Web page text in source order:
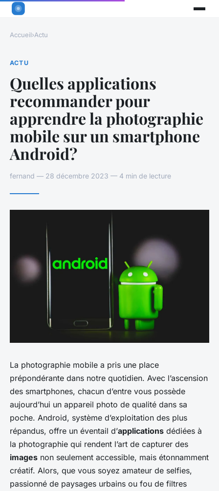
Accueil›Actu
ACTU
Quelles applications
recommander pour
apprendre la photographie
mobile sur un smartphone
Android?
fernand — 28 décembre 2023 — 4 min de lecture
La photographie mobile a pris une place
prépondérante dans notre quotidien. Avec l’ascension
des smartphones, chacun d’entre vous possède
aujourd’hui un appareil photo de qualité dans sa
poche. Android, système d’exploitation des plus
répandus, offre un éventail d’applications dédiées à
la photographie qui rendent l’art de capturer des
images non seulement accessible, mais étonnamment
créatif. Alors, que vous soyez amateur de selfies,
passionné de paysages urbains ou fou de filtres